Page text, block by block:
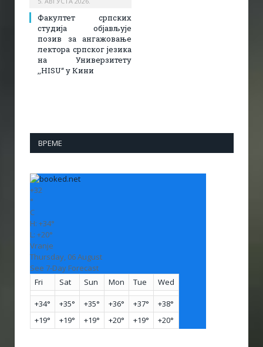
Факултет српских
студија објављује
позив за ангажовање
лектора српског језика
на Универзитету
,,HISU“ у Кини
ВРЕМЕ
+32
°
C
H: +34°
L: +20°
Vranje
Thursday, 06 August
See 7-Day Forecast
Fri
Sat Sun Mon Tue Wed
+34° +35° +35° +36° +37° +38°
+19° +19° +19° +20° +19° +20°